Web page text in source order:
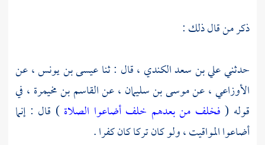
ذكر من قال ذلك :
حدثنيعلي بن سعد الكندي ،قال : ثناعيسى بن يونس ،عن
الأوزاعي ،عنموسى بن سليمان ،عنالقاسم بن مخيمرة ، في
قوله ( فخلف من بعدهم خلف أضاعوا الصلاة) قال : إنما
أضاعوا المواقيت ، ولو كان تركا كان كفرا .